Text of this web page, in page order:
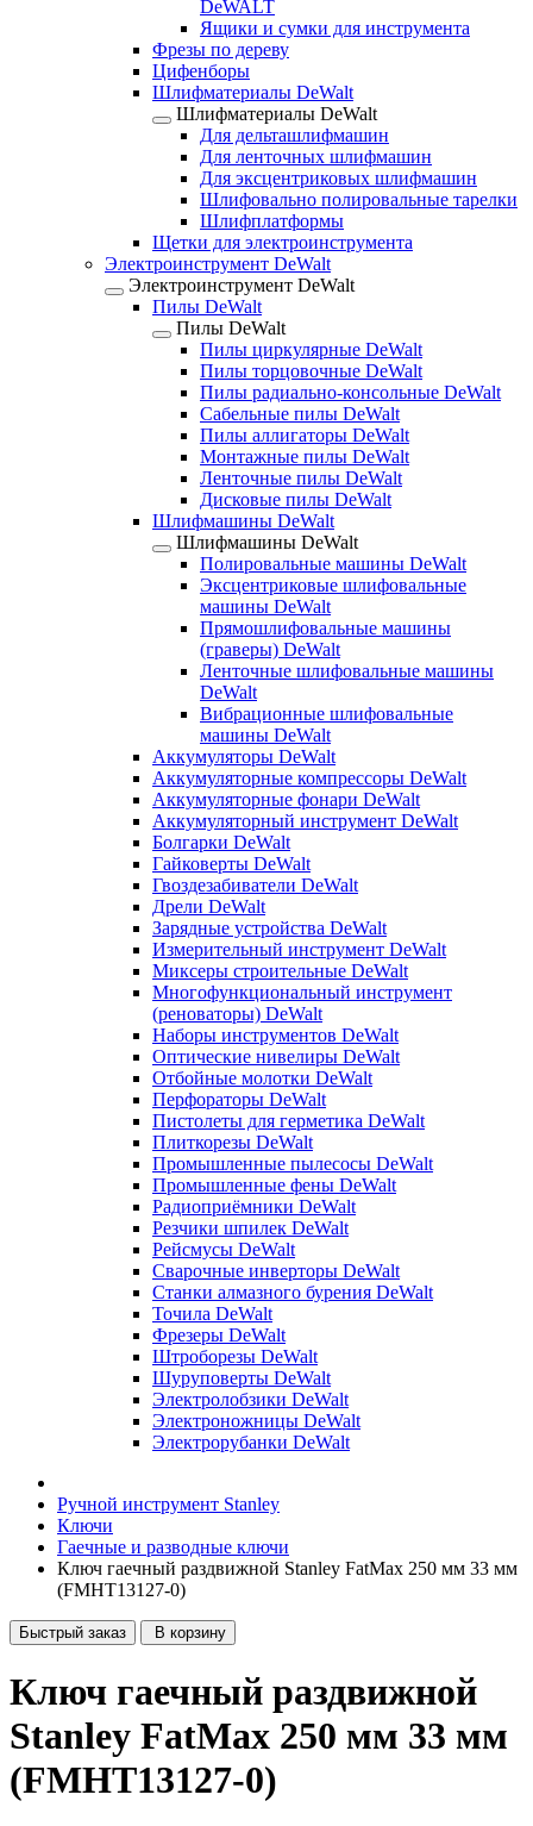
DeWALT
Ящики и сумки для инструмента
Фрезы по дереву
Цифенборы
Шлифматериалы DeWalt
Шлифматериалы DeWalt
Для дельташлифмашин
Для ленточных шлифмашин
Для эксцентриковых шлифмашин
Шлифовально полировальные тарелки
Шлифплатформы
Щетки для электроинструмента
Электроинструмент DeWalt
Электроинструмент DeWalt
Пилы DeWalt
Пилы DeWalt
Пилы циркулярные DeWalt
Пилы торцовочные DeWalt
Пилы радиально-консольные DeWalt
Сабельные пилы DeWalt
Пилы аллигаторы DeWalt
Монтажные пилы DeWalt
Ленточные пилы DeWalt
Дисковые пилы DeWalt
Шлифмашины DeWalt
Шлифмашины DeWalt
Полировальные машины DeWalt
Эксцентриковые шлифовальные
машины DeWalt
Прямошлифовальные машины
(граверы) DeWalt
Ленточные шлифовальные машины
DeWalt
Вибрационные шлифовальные
машины DeWalt
Аккумуляторы DeWalt
Аккумуляторные компрессоры DeWalt
Аккумуляторные фонари DeWalt
Аккумуляторный инструмент DeWalt
Болгарки DeWalt
Гайковерты DeWalt
Гвоздезабиватели DeWalt
Дрели DeWalt
Зарядные устройства DeWalt
Измерительный инструмент DeWalt
Миксеры строительные DeWalt
Многофункциональный инструмент
(реноваторы) DeWalt
Наборы инструментов DeWalt
Оптические нивелиры DeWalt
Отбойные молотки DeWalt
Перфораторы DeWalt
Пистолеты для герметика DeWalt
Плиткорезы DeWalt
Промышленные пылесосы DeWalt
Промышленные фены DeWalt
Радиоприёмники DeWalt
Резчики шпилек DeWalt
Рейсмусы DeWalt
Сварочные инверторы DeWalt
Станки алмазного бурения DeWalt
Точила DeWalt
Фрезеры DeWalt
Штроборезы DeWalt
Шуруповерты DeWalt
Электролобзики DeWalt
Электроножницы DeWalt
Электрорубанки DeWalt
Ручной инструмент Stanley
Ключи
Гаечные и разводные ключи
Ключ гаечный раздвижной Stanley FatMax 250 мм 33 мм
(FMHT13127-0)
Быстрый заказ В корзину
Ключ гаечный раздвижной
Stanley FatMax 250 мм 33 мм
(FMHT13127-0)